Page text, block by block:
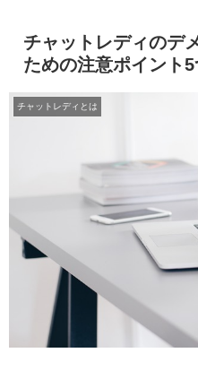
チャットレディのデ
ための注意ポイント5
チャットレディとは